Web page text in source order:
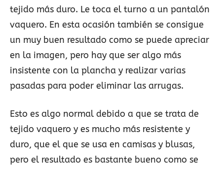
tejido más duro. Le toca el turno a un pantalón
vaquero. En esta ocasión también se consigue
un muy buen resultado como se puede apreciar
en la imagen, pero hay que ser algo más
insistente con la plancha y realizar varias
pasadas para poder eliminar las arrugas.
Esto es algo normal debido a que se trata de
tejido vaquero y es mucho más resistente y
duro, que el que se usa en camisas y blusas,
pero el resultado es bastante bueno como se